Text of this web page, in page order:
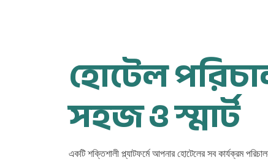
হোটেল
সহজ ও স্মার্ট
একটি শক্তিশালী প্ল্যাটফর্মে আপনার হোটেলের সব কার্যক্রম